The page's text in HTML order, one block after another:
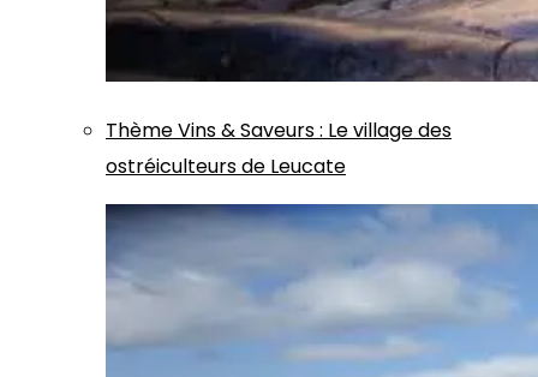
ThèmeVins & Saveurs: Le village des
ostréiculteurs de Leucate